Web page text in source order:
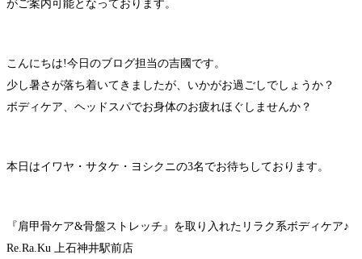
がご案内可能となっております。
こんにちは!今日のブログ担当の吉國です。
少し暑さが落ち着いてきましたが、いかがお過ごしでしょうか？
ボディケア、ヘッドスパでお身体のお疲れほぐしませんか？
本日はイワヤ・サタケ・ヨシクニの3名でお待ちしております。
『肩甲骨ケア&骨盤ストレッチ』を取り入れたリラク系ボディケア♪
Re.Ra.Ku 上石神井駅前店